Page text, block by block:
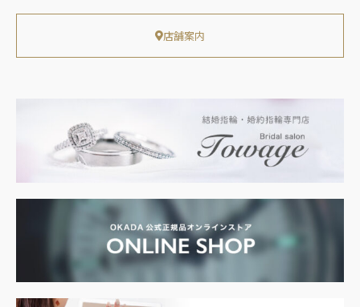
店舗案内